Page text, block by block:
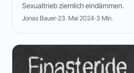
Sexualtrieb ziemlich eindämmen.
Jonas Bauer 23. Mai 2024 3 Min.